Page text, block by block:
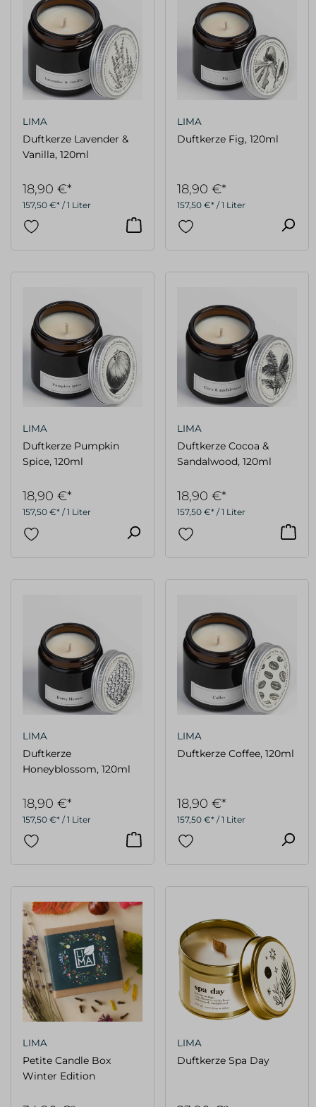
LIMA
Duftkerze Lavender &
Vanilla, 120ml
157,50 €* / 1 Liter
18,90 €*
LIMA
Duftkerze Fig, 120ml
157,50 €* / 1 Liter
18,90 €*
LIMA
Duftkerze Pumpkin
Spice, 120ml
157,50 €* / 1 Liter
18,90 €*
LIMA
Duftkerze Cocoa &
Sandalwood, 120ml
157,50 €* / 1 Liter
18,90 €*
LIMA
Duftkerze
Honeyblossom, 120ml
157,50 €* / 1 Liter
18,90 €*
LIMA
Duftkerze Coffee, 120ml
157,50 €* / 1 Liter
18,90 €*
LIMA
Petite Candle Box
Winter Edition
LIMA
Duftkerze Spa Day